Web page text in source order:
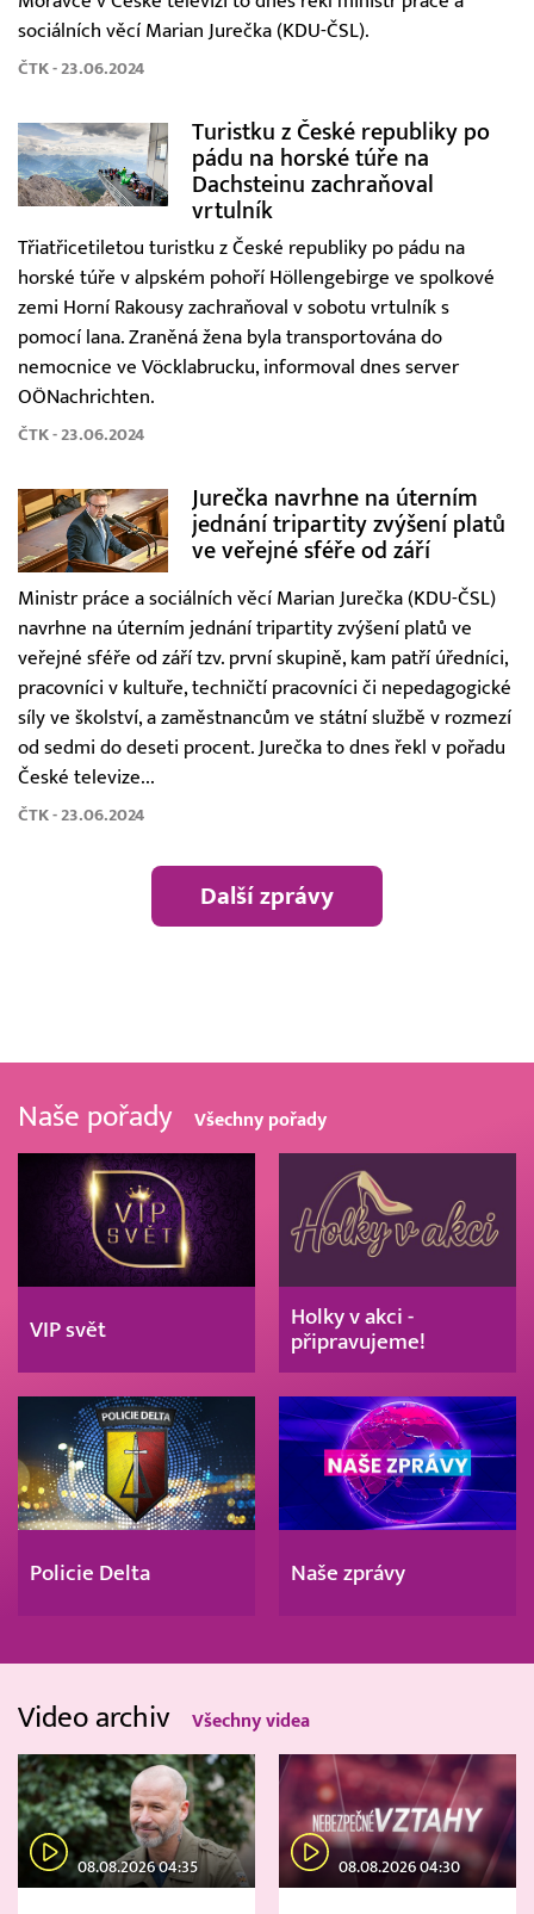
sociálních věcí Marian Jurečka (KDU-ČSL).
ČTK - 23.06.2024
Turistku z České republiky po
pádu na horské túře na
Dachsteinu zachraňoval
vrtulník
Třiatřicetiletou turistku z České republiky po pádu na
horské túře v alpském pohoří Höllengebirge ve spolkové
zemi Horní Rakousy zachraňoval v sobotu vrtulník s
pomocí lana. Zraněná žena byla transportována do
nemocnice ve Vöcklabrucku, informoval dnes server
OÖNachrichten.
ČTK - 23.06.2024
Jurečka navrhne na úterním
jednání tripartity zvýšení platů
ve veřejné sféře od září
Ministr práce a sociálních věcí Marian Jurečka (KDU-ČSL)
navrhne na úterním jednání tripartity zvýšení platů ve
veřejné sféře od září tzv. první skupině, kam patří úředníci,
pracovníci v kultuře, techničtí pracovníci či nepedagogické
síly ve školství, a zaměstnancům ve státní službě v rozmezí
od sedmi do deseti procent. Jurečka to dnes řekl v pořadu
České televize...
ČTK - 23.06.2024
Další zprávy
Naše pořady Všechny pořady
VIP svět
Holky v akci -
připravujeme!
Policie Delta Naše zprávy
Video archiv Všechny videa
08.08.2026 04:35 08.08.2026 04:30